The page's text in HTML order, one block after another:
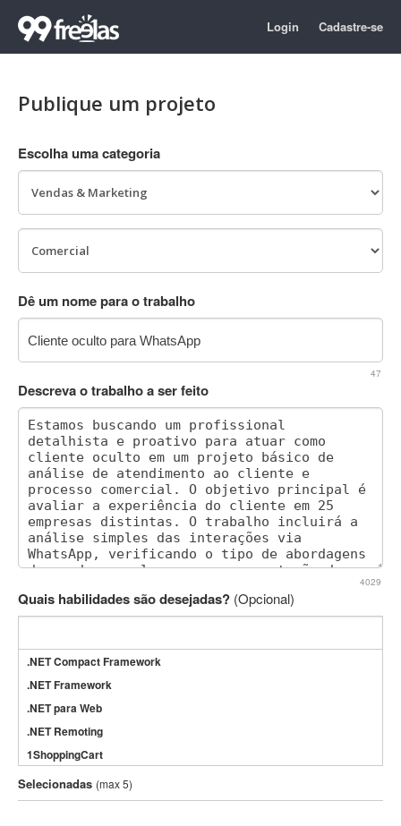
Login Cadastre-se
Publique um projeto
Escolha uma categoria
Dê um nome para o trabalho
47
Descreva o trabalho a ser feito
4029
Quais habilidades são desejadas? (Opcional)
.NET Compact Framework
.NET Framework
.NET para Web
.NET Remoting
1ShoppingCart
3DS Max
3GSM
Selecionadas (max 5)